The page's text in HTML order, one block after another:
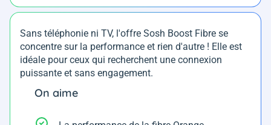
Sans téléphonie ni TV, l'offre Sosh Boost Fibre se
concentre sur la performance et rien d'autre ! Elle est
idéale pour ceux qui recherchent une connexion
puissante et sans engagement.
On aime